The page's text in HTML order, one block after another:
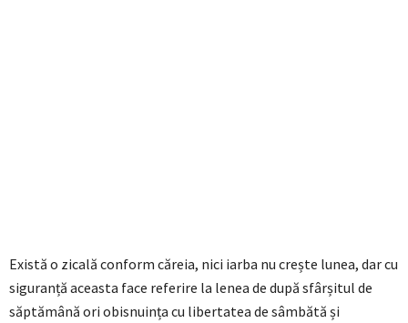
Există o zicală conform căreia, nici iarba nu crește lunea, dar cu
siguranță aceasta face referire la lenea de după sfârșitul de
săptămână ori obisnuința cu libertatea de sâmbătă și